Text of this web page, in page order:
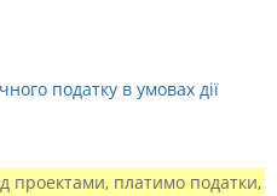
податку в умовах дії
платимо податки,